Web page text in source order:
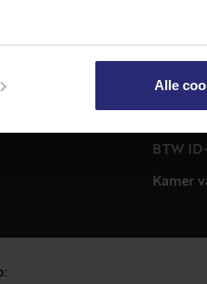
Alle
BTW
Kamer